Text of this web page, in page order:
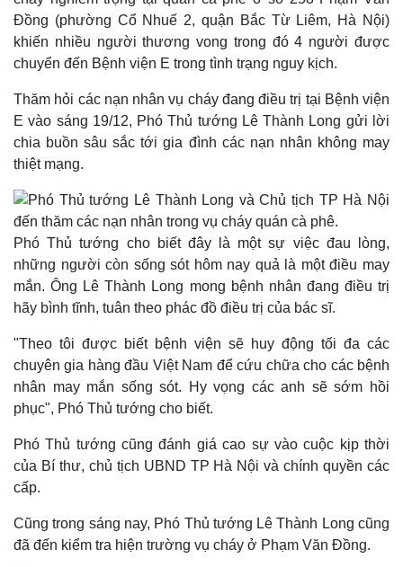
Quan sát
Cuộc sống đó đây
Hồ sơ
Video
Ảnh
E-Magazine
Infographic
Đồng (phường Cổ Nhuế 2, quận Bắc Từ Liêm, Hà Nội)
khiến nhiều người thương vong trong đó 4 người được
chuyển đến Bệnh viện E trong tình trạng nguy kịch.
Thăm hỏi các nạn nhân vụ cháy đang điều trị tại Bệnh viện
E vào sáng 19/12, Phó Thủ tướng Lê Thành Long gửi lời
chia buồn sâu sắc tới gia đình các nạn nhân không may
thiệt mạng.
Phó Thủ tướng cho biết đây là một sự việc đau lòng,
những người còn sống sót hôm nay quả là một điều may
mắn. Ông Lê Thành Long mong bệnh nhân đang điều trị
hãy bình tĩnh, tuân theo phác đồ điều trị của bác sĩ.
"Theo tôi được biết bệnh viện sẽ huy động tối đa các
chuyên gia hàng đầu Việt Nam để cứu chữa cho các bệnh
nhân may mắn sống sót. Hy vọng các anh sẽ sớm hồi
phục", Phó Thủ tướng cho biết.
Phó Thủ tướng cũng đánh giá cao sự vào cuộc kịp thời
của Bí thư, chủ tịch UBND TP Hà Nội và chính quyền các
cấp.
Cũng trong sáng nay, Phó Thủ tướng Lê Thành Long cũng
đã đến kiểm tra hiện trường vụ cháy ở Phạm Văn Đồng.